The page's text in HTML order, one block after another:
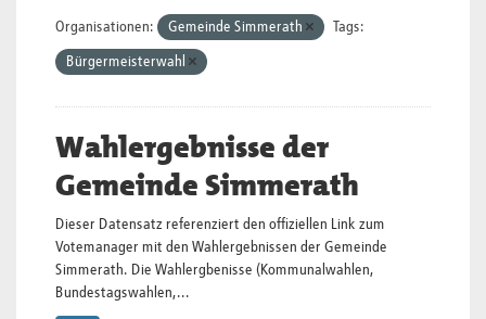
Organisationen: Gemeinde Simmerath Tags:
Bürgermeisterwahl
Wahlergebnisse der
Gemeinde Simmerath
Dieser Datensatz referenziert den offiziellen Link zum
Votemanager mit den Wahlergebnissen der Gemeinde
Simmerath. Die Wahlergbenisse (Kommunalwahlen,
Bundestagswahlen,...